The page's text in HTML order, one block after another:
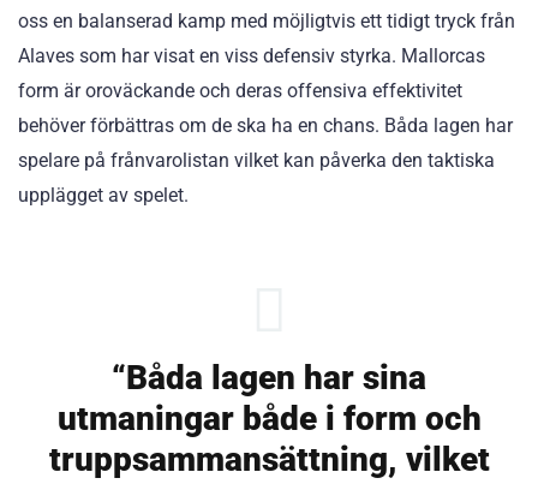
oss en balanserad kamp med möjligtvis ett tidigt tryck från
Alaves som har visat en viss defensiv styrka. Mallorcas
form är oroväckande och deras offensiva effektivitet
behöver förbättras om de ska ha en chans. Båda lagen har
spelare på frånvarolistan vilket kan påverka den taktiska
upplägget av spelet.
“Båda lagen har sina
utmaningar både i form och
truppsammansättning, vilket